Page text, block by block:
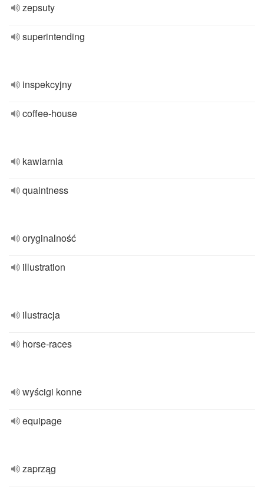
zepsuty
superintending
inspekcyjny
coffee-house
kawiarnia
quaintness
oryginalność
illustration
ilustracja
horse-races
wyścigi konne
equipage
zaprząg